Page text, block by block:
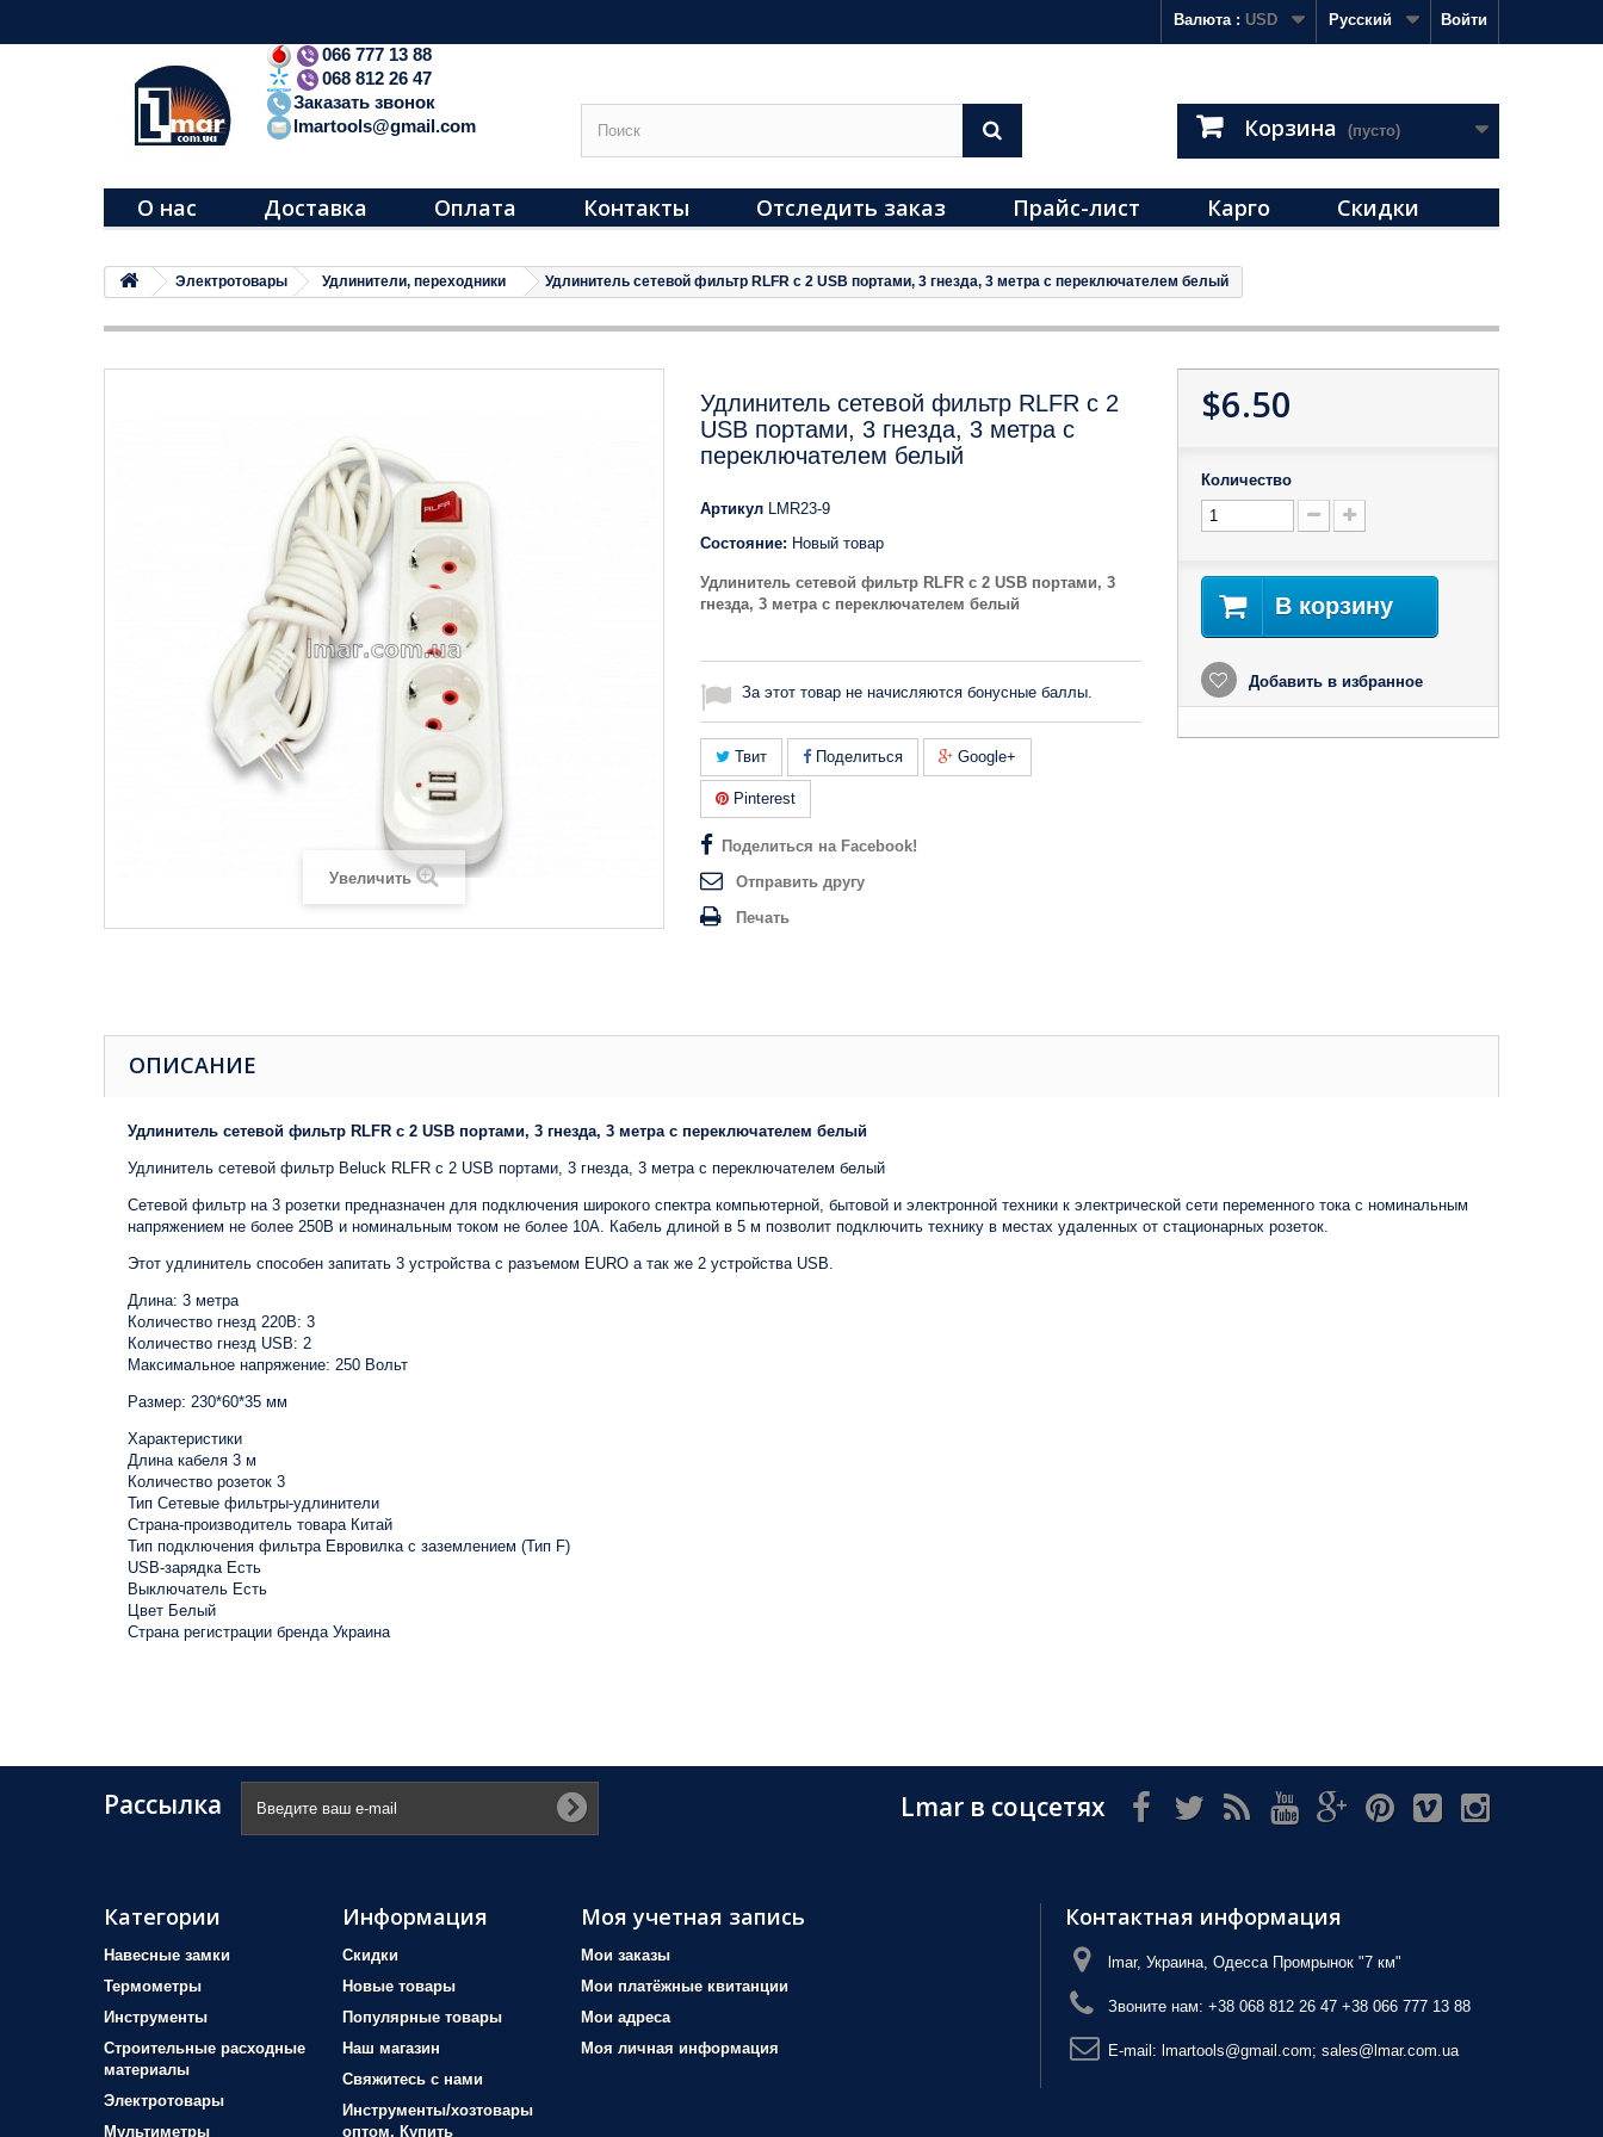
Войти
Русский
Валюта : USD
066 777 13 88
068 812 26 47
Заказать звонок
lmartools@gmail.com
Корзина (пусто)
О нас Доставка Оплата Контакты Отследить заказ Прайс-лист Карго Скидки
Электротовары Удлинители, переходники Удлинитель сетевой фильтр RLFR с 2 USB портами, 3 гнезда, 3 метра с переключателем белый
Увеличить
Удлинитель сетевой фильтр RLFR с 2
USB портами, 3 гнезда, 3 метра с
переключателем белый
Артикул LMR23-9
Состояние: Новый товар
Удлинитель сетевой фильтр RLFR с 2 USB портами, 3
гнезда, 3 метра с переключателем белый
За этот товар не начисляются бонусные баллы.
Твит Поделиться Google+
Pinterest
Поделиться на Facebook!
Отправить другу
Печать
$6.50
Количество
В корзину
Добавить в избранное
ОПИСАНИЕ
Удлинитель сетевой фильтр RLFR с 2 USB портами, 3 гнезда, 3 метра с переключателем белый
Удлинитель сетевой фильтр Beluck RLFR с 2 USB портами, 3 гнезда, 3 метра с переключателем белый
Сетевой фильтр на 3 розетки предназначен для подключения широкого спектра компьютерной, бытовой и электронной техники к электрической сети переменного тока с номинальным
напряжением не более 250В и номинальным током не более 10А. Кабель длиной в 5 м позволит подключить технику в местах удаленных от стационарных розеток.
Этот удлинитель способен запитать 3 устройства с разъемом EURO а так же 2 устройства USB.
Длина: 3 метра
Количество гнезд 220В: 3
Количество гнезд USB: 2
Максимальное напряжение: 250 Вольт
Размер: 230*60*35 мм
Характеристики
Длина кабеля 3 м
Количество розеток 3
Тип Сетевые фильтры-удлинители
Страна-производитель товара Китай
Тип подключения фильтра Евровилка с заземлением (Тип F)
USB-зарядка Есть
Выключатель Есть
Цвет Белый
Страна регистрации бренда Украина
Рассылка Lmar в соцсетях
Категории
Навесные замки
Термометры
Инструменты
Строительные расходные
материалы
Электротовары
Мультиметры
Информация
Скидки
Новые товары
Популярные товары
Наш магазин
Свяжитесь с нами
Инструменты/хозтовары
оптом. Купить
Моя учетная запись
Мои заказы
Мои платёжные квитанции
Мои адреса
Моя личная информация
Контактная информация
lmar, Украина, Одесса Промрынок "7 км"
Звоните нам: +38 068 812 26 47 +38 066 777 13 88
E-mail: lmartools@gmail.com; sales@lmar.com.ua